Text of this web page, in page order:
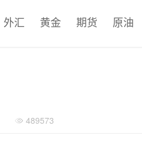
外汇 黄金 期货 原油
489573